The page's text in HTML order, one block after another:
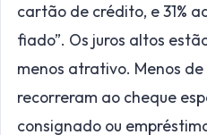
cartão de crédito, e 31%
fiado”. Os juros altos
menos atrativo. Menos de
recorreram ao cheque
consignado ou